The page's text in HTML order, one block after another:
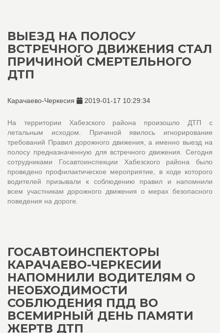
ВЫЕЗД НА ПОЛОСУ
ВСТРЕЧНОГО ДВИЖЕНИЯ СТАЛ
ПРИЧИНОЙ СМЕРТЕЛЬНОГО
ДТП
Карачаево-Черкесия 2019-01-17 10:29:34
На территории Хабезского района произошло ДТП с
летальным исходом. Причиной явилось игнорирование
требований Правил дорожного движения, а именно выезд на
полосу предназначенную для встречного движения. Сегодня
сотрудниками Госавтоинспекции Хабезского района было
проведено профилактическое мероприятие, в ходе которого
водителей призывали к соблюдению правил и напомнили
всем участникам дорожного движения о мерах безопасного
поведения на дороге.
ГОСАВТОИНСПЕКТОРЫ
КАРАЧАЕВО-ЧЕРКЕСИИ
НАПОМНИЛИ ВОДИТЕЛЯМ О
НЕОБХОДИМОСТИ
СОБЛЮДЕНИЯ ПДД ВО
ВСЕМИРНЫЙ ДЕНЬ ПАМЯТИ
ЖЕРТВ ДТП